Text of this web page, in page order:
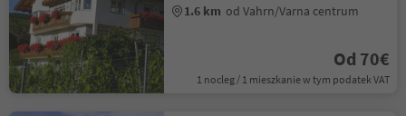
1.6 km od Vahrn/Varna centrum
Od 70€
1 nocleg / 1 mieszkanie w tym podatek VAT